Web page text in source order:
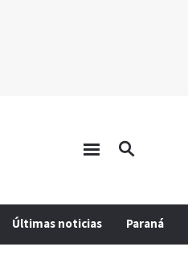
Últimas noticias Paraná